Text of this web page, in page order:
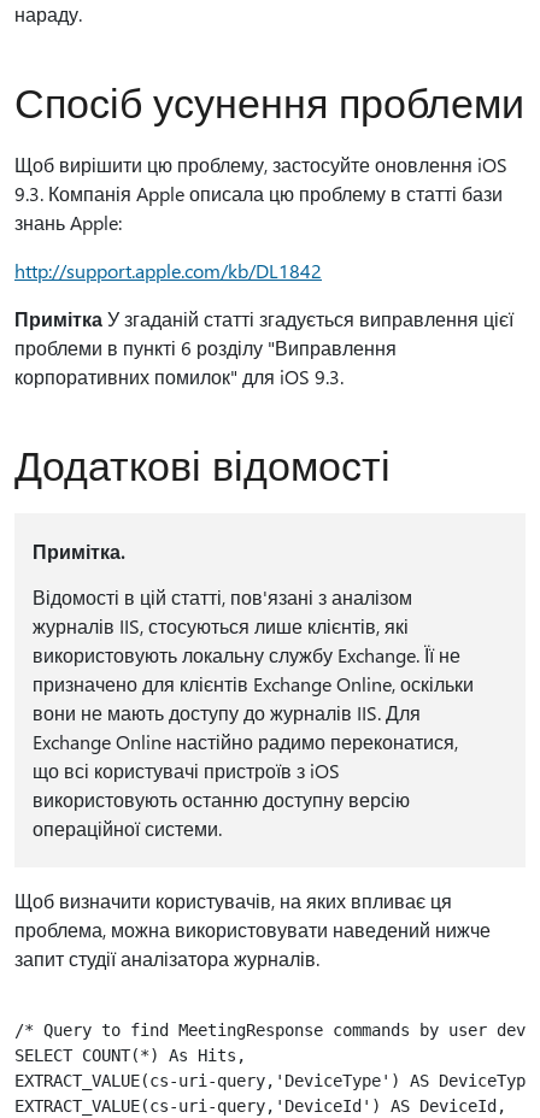
нараду.
Спосіб усунення проблеми
Щоб вирішити цю проблему, застосуйте оновлення iOS
9.3. Компанія Apple описала цю проблему в статті бази
знань Apple:
http://support.apple.com/kb/DL1842
ПриміткаУ згаданій статті згадується виправлення цієї
проблеми в пункті 6 розділу "Виправлення
корпоративних помилок" для iOS 9.3.
Додаткові відомості
Примітка.
Відомості в цій статті, пов'язані з аналізом
журналів IIS, стосуються лише клієнтів, які
використовують локальну службу Exchange. Її не
призначено для клієнтів Exchange Online, оскільки
вони не мають доступу до журналів IIS. Для
Exchange Online настійно радимо переконатися,
що всі користувачі пристроїв з iOS
використовують останню доступну версію
операційної системи.
Щоб визначити користувачів, на яких впливає ця
проблема, можна використовувати наведений нижче
запит студії аналізатора журналів.
/* Query to find MeetingResponse commands by user
SELECT COUNT(*) As Hits,
EXTRACT_VALUE(cs-uri-query,'DeviceType') AS
EXTRACT_VALUE(cs-uri-query,'DeviceId') AS DeviceId,